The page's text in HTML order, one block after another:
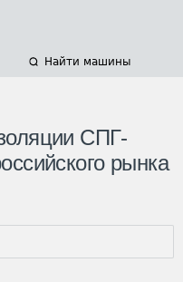
Найти машины
СПГ-
рынка